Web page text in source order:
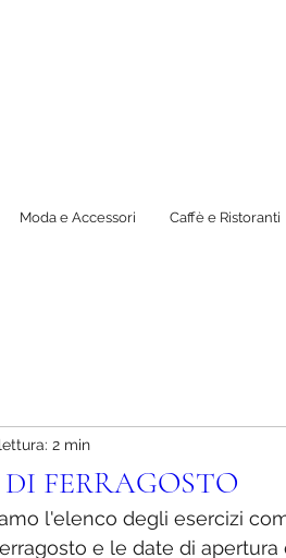
Moda e Accessori Caffè e Ristoranti
FERRAGOSTO
2 min
l'elenco degli esercizi
e le date di